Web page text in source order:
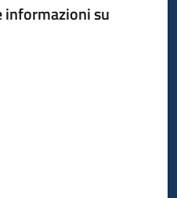
informazioni su